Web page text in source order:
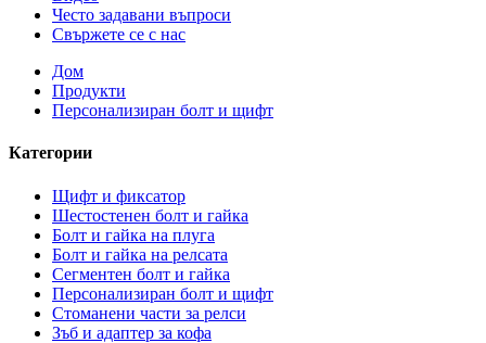
Често задавани въпроси
Свържете се с нас
Дом
Продукти
Персонализиран болт и щифт
Категории
Щифт и фиксатор
Шестостенен болт и гайка
Болт и гайка на плуга
Болт и гайка на релсата
Сегментен болт и гайка
Персонализиран болт и щифт
Стоманени части за релси
Зъб и адаптер за кофа